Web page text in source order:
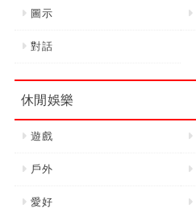
圖示
對話
休閒娛樂
遊戲
戶外
愛好